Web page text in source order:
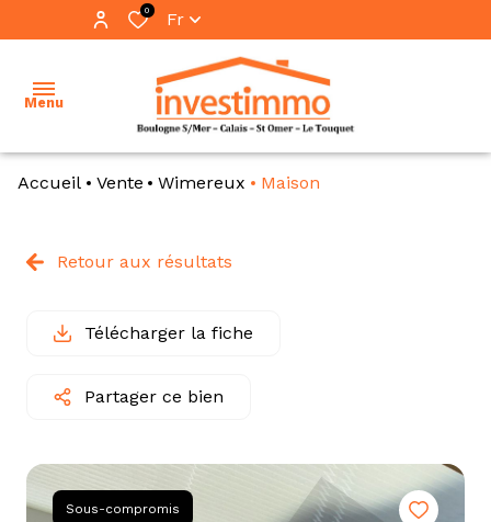
0 Fr
Menu
ventes
vente
pro
immo
tarif
Accueil Vente Wimereux Maison
Retour aux résultats
Télécharger la fiche
Partager ce bien
Sous-compromis